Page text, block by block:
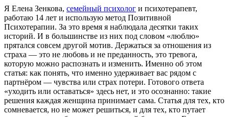
Я Елена Зенкова, семейный психолог и психотерапевт,
работаю 14 лет и использую метод Позитивной
Психотерапии. За это время я наблюдала десятки таких
историй. И в большинстве из них под словом «люблю»
прятался совсем другой мотив. Держаться за отношения из
страха — это не любовь и не преданность, это тревога,
которую можно распознать и изменить. Именно об этом
статья: как понять, что именно удерживает вас рядом с
партнёром — чувства или страх потери. Готового ответа
«уходить или оставаться» здесь нет, и это осознанно: такие
решения каждая женщина принимает сама. Статья для тех, кто
сомневается, но не может решиться, и для тех, кто путает